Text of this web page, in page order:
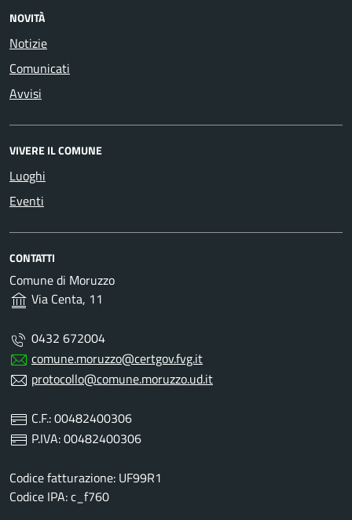
NOVITÀ
Notizie
Comunicati
Avvisi
VIVERE IL COMUNE
Luoghi
Eventi
CONTATTI
Comune di Moruzzo
Via Centa, 11
0432 672004
comune.moruzzo@certgov.fvg.it
protocollo@comune.moruzzo.ud.it
C.F.: 00482400306
P.IVA: 00482400306
Codice fatturazione: UF99R1
Codice IPA: c_f760